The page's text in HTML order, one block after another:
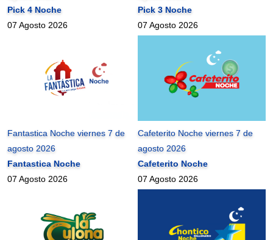
Pick 4 Noche
07 Agosto 2026
Pick 3 Noche
07 Agosto 2026
Fantastica Noche viernes 7 de
agosto 2026
Fantastica Noche
07 Agosto 2026
Cafeterito Noche viernes 7 de
agosto 2026
Cafeterito Noche
07 Agosto 2026